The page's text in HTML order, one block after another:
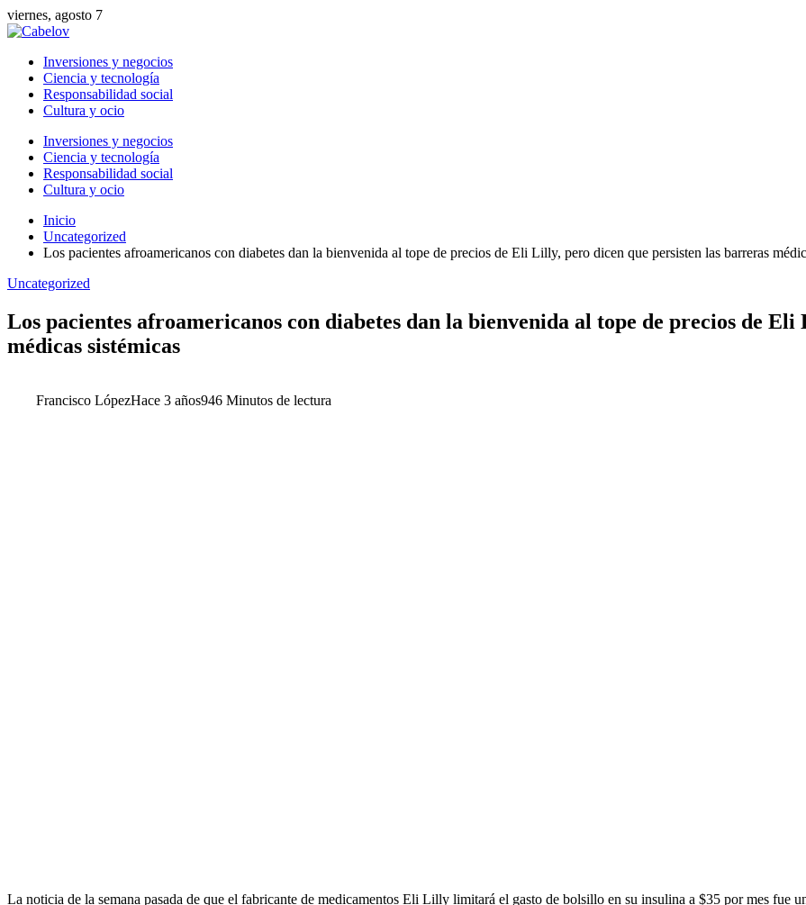
viernes, agosto 7
Inversiones y negocios
Ciencia y tecnología
Responsabilidad social
Cultura y ocio
Inversiones y negocios
Ciencia y tecnología
Responsabilidad social
Cultura y ocio
Inicio
Uncategorized
Los pacientes afroamericanos con diabetes dan la bienvenida al tope de precios de Eli Lilly, pero dicen que persisten las barreras
Uncategorized
Los pacientes afroamericanos con diabetes dan la bienvenida al tope de precios de
médicas sistémicas
Francisco LópezHace 3 años946 Minutos de lectura
La noticia de la semana pasada de que el fabricante de medicamentos Eli Lilly limitará el gasto de bolsillo en su insulina a $35 por mes fue